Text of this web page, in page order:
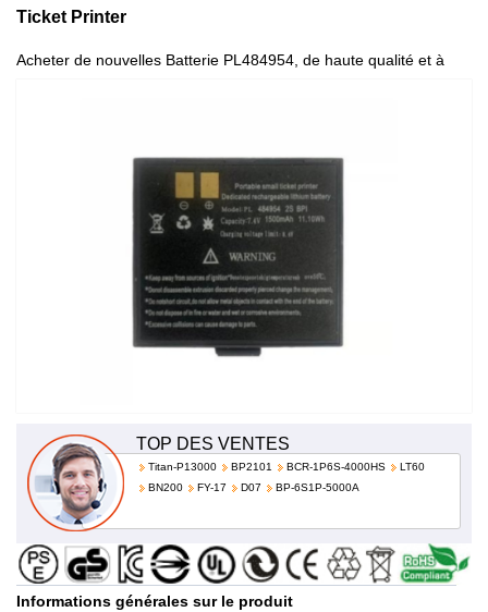
Ticket Printer
Acheter de nouvelles Batterie PL484954, de haute qualité et à
TOP DES VENTES
Titan-P13000 BP2101 BCR-1P6S-4000HS
LT60
BN200
FY-17 D07 BP-6S1P-5000A
Informations générales sur le produit